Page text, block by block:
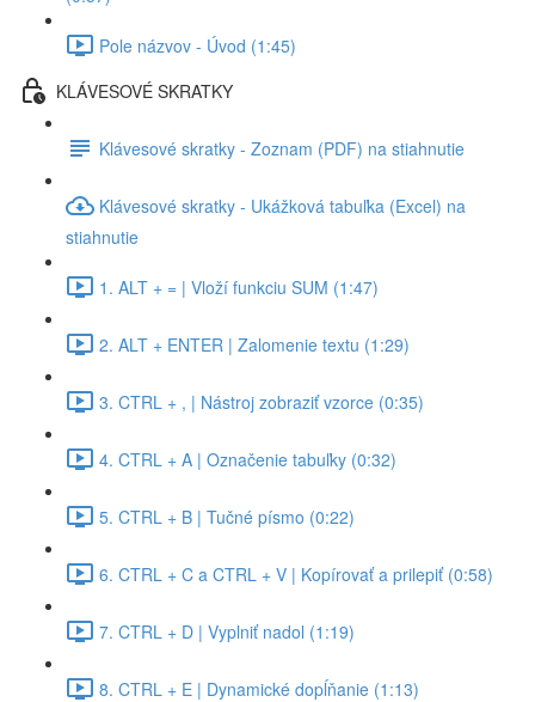
Pole názvov - Úvod (1:45)
KLÁVESOVÉ SKRATKY
Klávesové skratky - Zoznam (PDF) na stiahnutie
Klávesové skratky - Ukážková tabuľka (Excel) na
stiahnutie
1. ALT + = | Vloží funkciu SUM (1:47)
2. ALT + ENTER | Zalomenie textu (1:29)
3. CTRL + , | Nástroj zobraziť vzorce (0:35)
4. CTRL + A | Označenie tabuľky (0:32)
5. CTRL + B | Tučné písmo (0:22)
6. CTRL + C a CTRL + V | Kopírovať a prilepiť (0:58)
7. CTRL + D | Vyplniť nadol (1:19)
8. CTRL + E | Dynamické dopĺňanie (1:13)